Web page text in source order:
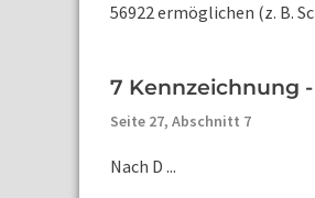
56922 ermöglichen (z. B.
7 Kennzeichnung
Seite 27, Abschnitt 7
Nach D ...